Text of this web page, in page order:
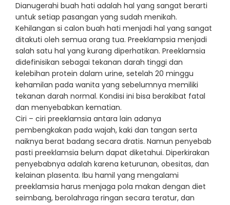
Dianugerahi buah hati adalah hal yang sangat berarti
untuk setiap pasangan yang sudah menikah.
Kehilangan si calon buah hati menjadi hal yang sangat
ditakuti oleh semua orang tua. Preeklampsia menjadi
salah satu hal yang kurang diperhatikan. Preeklamsia
didefinisikan sebagai tekanan darah tinggi dan
kelebihan protein dalam urine, setelah 20 minggu
kehamilan pada wanita yang sebelumnya memiliki
tekanan darah normal. Kondisi ini bisa berakibat fatal
dan menyebabkan kematian.
Ciri – ciri preeklamsia antara lain adanya
pembengkakan pada wajah, kaki dan tangan serta
naiknya berat badang secara dratis. Namun penyebab
pasti preeklamsia belum dapat diketahui. Diperkirakan
penyebabnya adalah karena keturunan, obesitas, dan
kelainan plasenta. Ibu hamil yang mengalami
preeklamsia harus menjaga pola makan dengan diet
seimbang, berolahraga ringan secara teratur, dan